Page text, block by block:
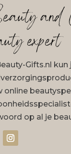
and
expert
Gifts.nl
online
op al je